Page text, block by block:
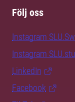
Följ oss
Instagram
Instagram
LinkedIn
Facebook